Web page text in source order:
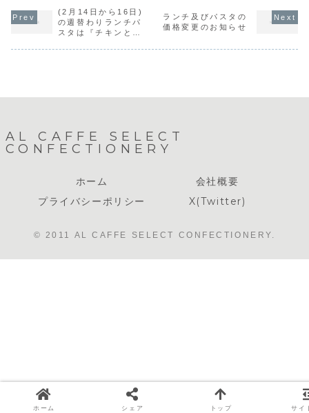
(2月14日から16日)
の週替わりランチパ
スタは『チキンと長
ランチ及びパスタの
価格変更のお知らせ
AL CAFFE SELECT
CONFECTIONERY
ホーム
会社概要
プライバシーポリシー
X(Twitter)
© 2011 AL CAFFE SELECT CONFECTIONERY.
ホーム シェア トップ サイ